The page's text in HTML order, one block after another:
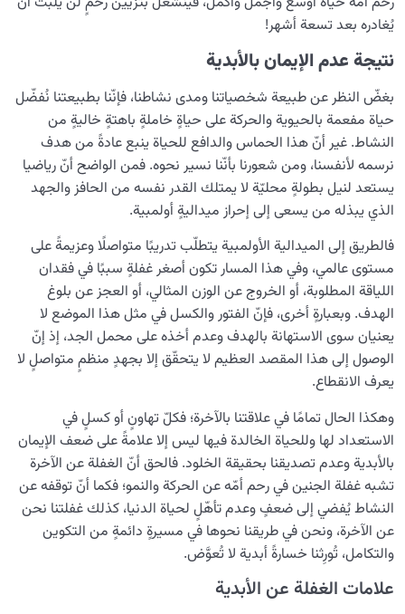
يُغادره بعد تسعة أشهر!
نتيجة عدم الإيمان بالأبدية
بغضّ النظر عن طبيعة شخصياتنا ومدى نشاطنا، فإنّنا بطبيعتنا نُفضّل
حياة مفعمة بالحيوية والحركة على حياةٍ خاملةٍ باهتةٍ خاليةٍ من
النشاط. غير أنّ هذا الحماس والدافع للحياة ينبع عادةً من هدف
نرسمه لأنفسنا، ومن شعورنا بأنّنا نسير نحوه. فمن الواضح أنّ رياضيا
يستعد لنيل بطولةٍ محليّة لا يمتلك القدر نفسه من الحافز والجهد
الذي يبذله من يسعى إلى إحراز ميداليةٍ أولمبية.
فالطريق إلى الميدالية الأولمبية يتطلّب تدريبًا متواصلًا وعزيمةً على
مستوى عالمي، وفي هذا المسار تكون أصغر غفلةٍ سببًا في فقدان
اللياقة المطلوبة، أو الخروج عن الوزن المثالي، أو العجز عن بلوغ
الهدف. وبعبارةٍ أخرى، فإنّ الفتور والكسل في مثل هذا الموضع لا
يعنيان سوى الاستهانة بالهدف وعدم أخذه على محمل الجد، إذ إنّ
الوصول إلى هذا المقصد العظيم لا يتحقّق إلا بجهدٍ منظمٍ متواصلٍ لا
يعرف الانقطاع.
وهكذا الحال تمامًا في علاقتنا بالآخرة؛ فكلّ تهاونٍ أو كسلٍ في
الاستعداد لها وللحياة الخالدة فيها ليس إلا علامةً على ضعف الإيمان
بالأبدية وعدم تصديقنا بحقيقة الخلود. فالحق أنّ الغفلة عن الآخرة
تشبه غفلة الجنين في رحم أمّه عن الحركة والنمو؛ فكما أنّ توقفه عن
النشاط يُفضي إلى ضعفٍ وعدم تأهّلٍ لحياة الدنيا، كذلك غفلتنا نحن
عن الآخرة، ونحن في طريقنا نحوها في مسيرةٍ دائمةٍ من التكوين
والتكامل، تُورِثنا خسارةً أبدية لا تُعوَّض.
علامات الغفلة عن الأبدية